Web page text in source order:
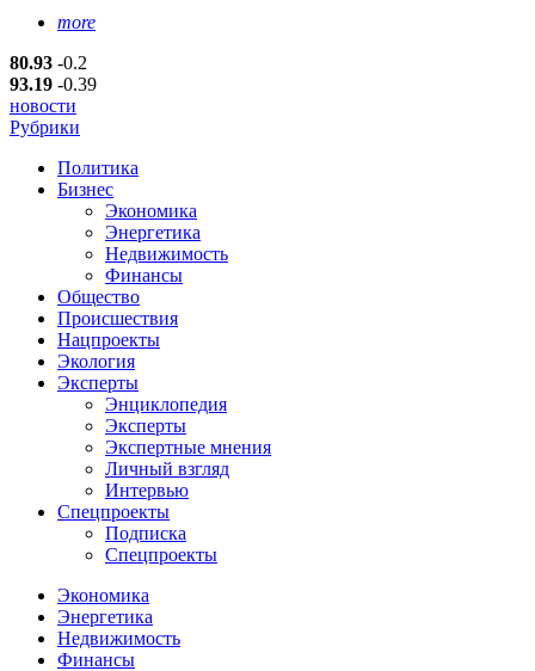
more
80.93 -0.2
93.19 -0.39
новости
Рубрики
Политика
Бизнес
Экономика
Энергетика
Недвижимость
Финансы
Общество
Происшествия
Нацпроекты
Экология
Эксперты
Энциклопедия
Эксперты
Экспертные мнения
Личный взгляд
Интервью
Спецпроекты
Подписка
Спецпроекты
Экономика
Энергетика
Недвижимость
Финансы